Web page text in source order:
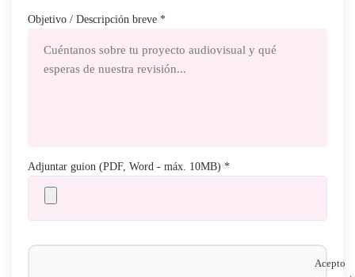
Objetivo / Descripción breve *
Adjuntar guion (PDF, Word - máx. 10MB) *
Acepto